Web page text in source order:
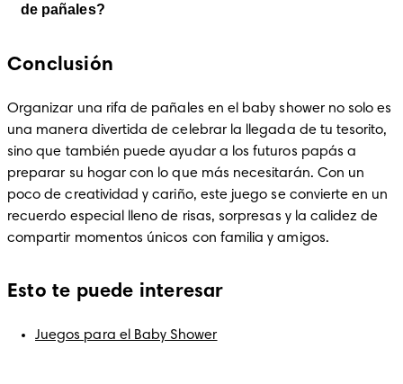
de pañales?
Conclusión
Organizar una rifa de pañales en el baby shower no solo es
una manera divertida de celebrar la llegada de tu tesorito,
sino que también puede ayudar a los futuros papás a
preparar su hogar con lo que más necesitarán. Con un
poco de creatividad y cariño, este juego se convierte en un
recuerdo especial lleno de risas, sorpresas y la calidez de
compartir momentos únicos con familia y amigos.
Esto te puede interesar
Juegos para el Baby Shower